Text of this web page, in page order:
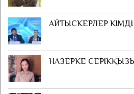
АЙТЫСКЕРЛЕР
НАЗЕРКЕ